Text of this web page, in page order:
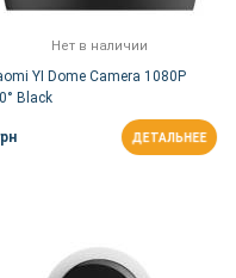
Нет в наличии
YI Dome Camera 1080P
Black
ДЕТАЛЬНЕЕ